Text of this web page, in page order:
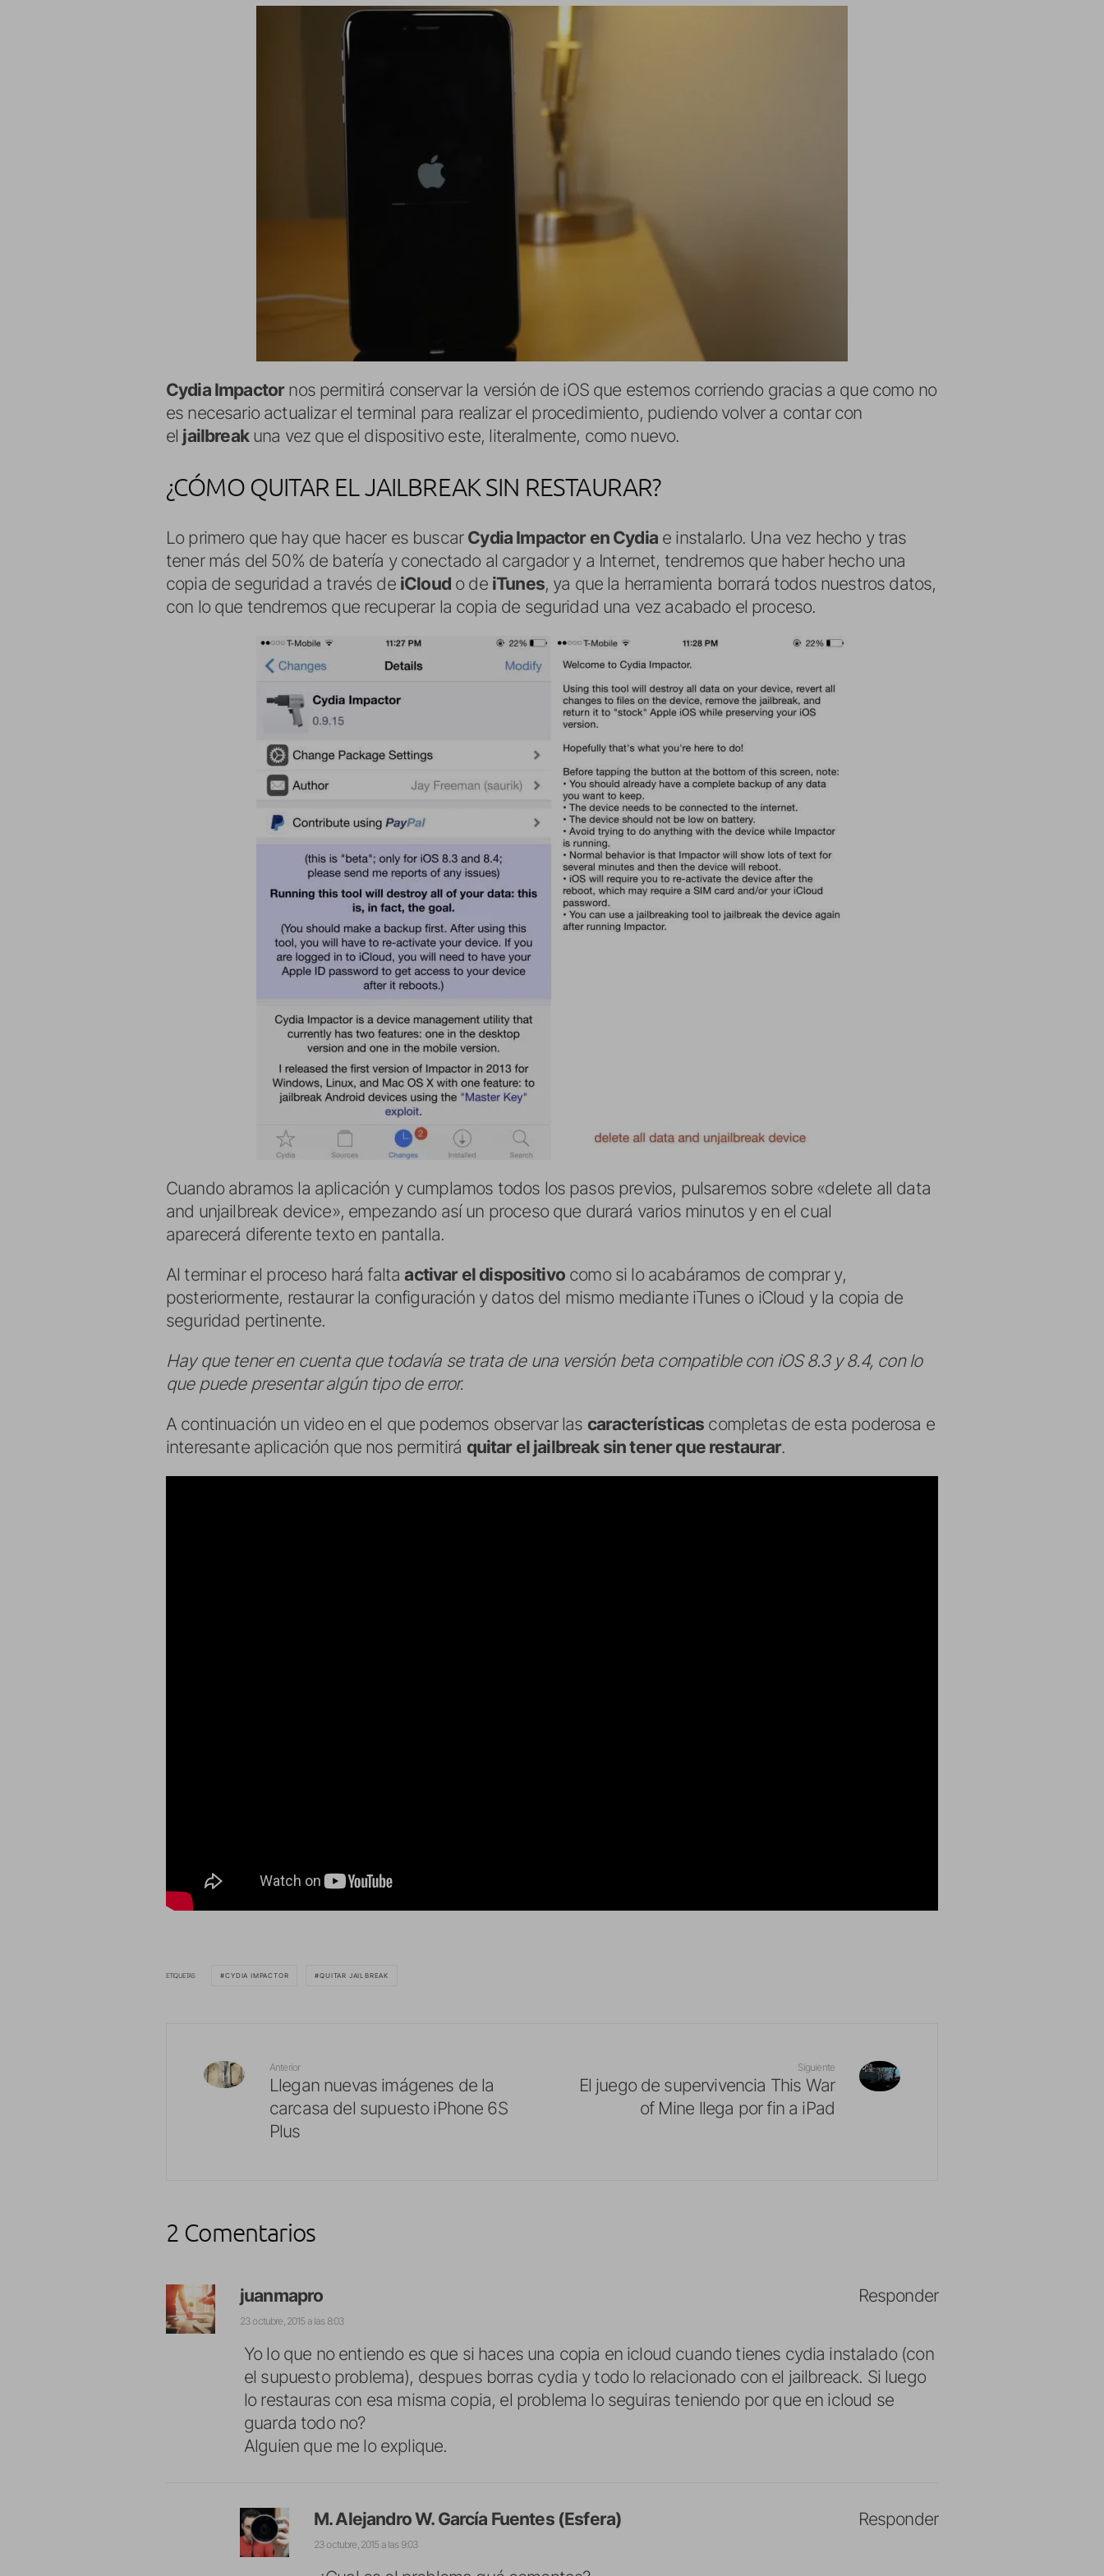
Cydia Impactornos permitirá conservar la versión de iOS que estemos corriendo gracias a que como no
es necesario actualizar el terminal para realizar el procedimiento, pudiendo volver a contar con
el jailbreakuna vez que el dispositivo este, literalmente, como nuevo.
¿CÓMO QUITAR EL JAILBREAK SIN RESTAURAR?
Lo primero que hay que hacer es buscar Cydia Impactor en Cydiae instalarlo. Una vez hecho y tras
tener más del 50% de batería y conectado al cargador y a Internet, tendremos que haber hecho una
copia de seguridad a través de iCloudo de iTunes, ya que la herramienta borrará todos nuestros datos,
con lo que tendremos que recuperar la copia de seguridad una vez acabado el proceso.
Cuando abramos la aplicación y cumplamos todos los pasos previos, pulsaremos sobre «delete all data
and unjailbreak device», empezando así un proceso que durará varios minutos y en el cual
aparecerá diferente texto en pantalla.
Al terminar el proceso hará faltaactivar el dispositivocomo si lo acabáramos de comprar y,
posteriormente, restaurar la configuración y datos del mismo mediante iTunes o iCloud y la copia de
seguridad pertinente.
Hay que tener en cuenta que todavía se trata de una versión beta compatible con iOS 8.3 y 8.4, con lo
que puede presentar algún tipo de error.
A continuación un video en el que podemos observar las características completas de esta poderosa e
interesante aplicación que nos permitirá quitar el jailbreak sin tener que restaurar.
ETIQUETAS CYDIA IMPACTOR QUITAR JAILBREAK
Anterior
Llegan nuevas imágenes de la
carcasa del supuesto iPhone 6S
Plus
Siguiente
El juego de supervivencia This War
of Mine llega por fin a iPad
2 Comentarios
juanmapro
23 octubre, 2015 a las 8:03
Yo lo que no entiendo es que si haces una copia en icloud cuando tienes cydia instalado (con
el supuesto problema), despues borras cydia y todo lo relacionado con el jailbreack. Si luego
lo restauras con esa misma copia, el problema lo seguiras teniendo por que en icloud se
guarda todo no?
Alguien que me lo explique.
Responder
M. Alejandro W. García Fuentes (Esfera)
23 octubre, 2015 a las 9:03
Responder